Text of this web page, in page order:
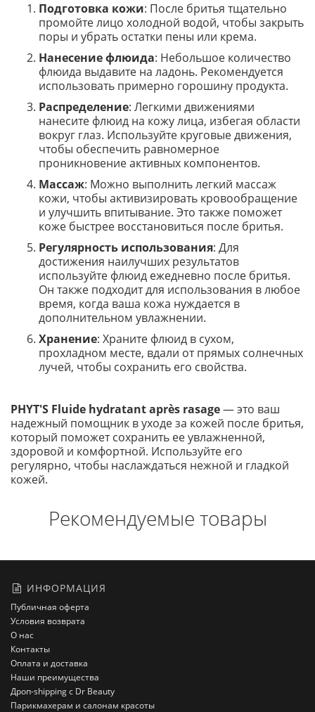
Подготовка кожи: После бритья тщательно
промойте лицо холодной водой, чтобы закрыть
поры и убрать остатки пены или крема.
Нанесение флюида: Небольшое количество
флюида выдавите на ладонь. Рекомендуется
использовать примерно горошину продукта.
Распределение: Легкими движениями
нанесите флюид на кожу лица, избегая области
вокруг глаз. Используйте круговые движения,
чтобы обеспечить равномерное
проникновение активных компонентов.
Массаж: Можно выполнить легкий массаж
кожи, чтобы активизировать кровообращение
и улучшить впитывание. Это также поможет
коже быстрее восстановиться после бритья.
Регулярность использования: Для
достижения наилучших результатов
используйте флюид ежедневно после бритья.
Он также подходит для использования в любое
время, когда ваша кожа нуждается в
дополнительном увлажнении.
Хранение: Храните флюид в сухом,
прохладном месте, вдали от прямых солнечных
лучей, чтобы сохранить его свойства.
PHYT'S Fluide hydratant après rasage— это ваш
надежный помощник в уходе за кожей после бритья,
который поможет сохранить ее увлажненной,
здоровой и комфортной. Используйте его
регулярно, чтобы наслаждаться нежной и гладкой
кожей.
Рекомендуемые товары
ИНФОРМАЦИЯ
Публичная оферта
Условия возврата
О нас
Контакты
Оплата и доставка
Наши преимущества
Дроп-shipping с Dr Beauty
Парикмахерам и салонам красоты